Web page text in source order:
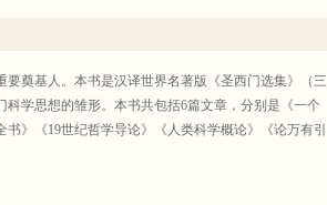
奠基人。本书是汉译世界名著版《圣西门选集》（三
学思想的雏形。本书共包括6篇文章，分别是《一个
》《19世纪哲学导论》《人类科学概论》《论万有引